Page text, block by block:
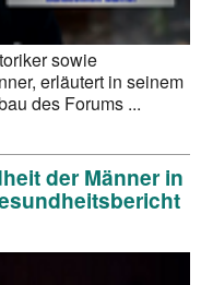
sowie
erläutert in seinem
des Forums ...
der Männer in